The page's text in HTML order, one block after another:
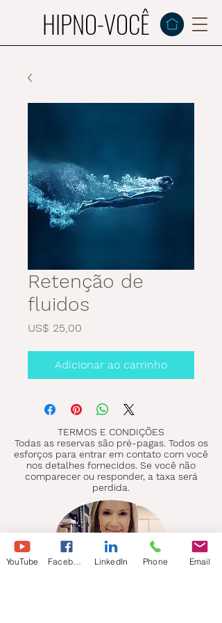
HIPNO-VOCÊ
Retenção de
fluidos
US$ 25,00
Adicionar ao carrinho
TERMOS E CONDIÇÕES
Todas as reservas são pré-pagas. Todos os
esforços para entrar em contato com você
nos detalhes fornecidos. Se você não
comparecer ou responder, a taxa será
perdida.
YouTube LinkedIn Phone Email